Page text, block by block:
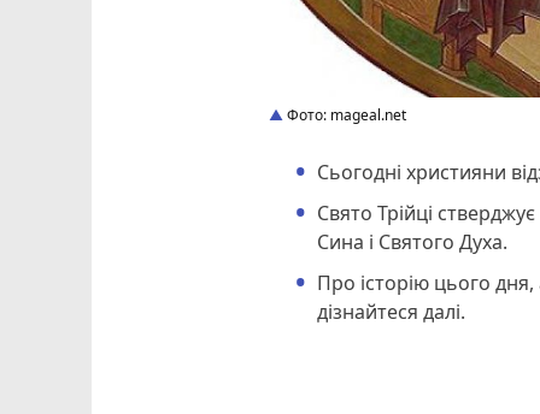
Фото: mageal.net
Сьогодні християни
Свято Трійці
Сина і Святого Духа.
Про історію цього
дізнайтеся далі.